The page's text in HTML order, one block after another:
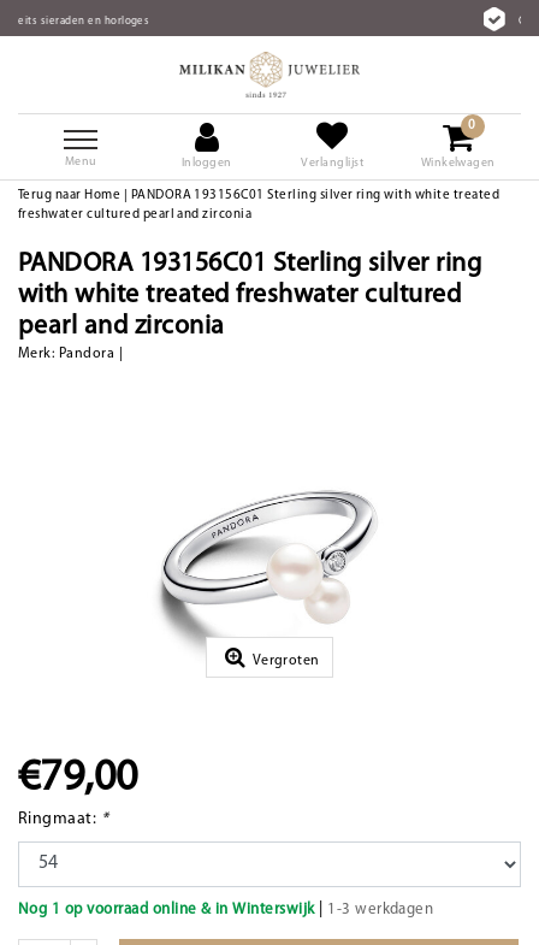
Gratis verzending vanaf €75
Menu Inloggen Verlanglijst
0
Winkelwagen
Terug naar Home
PANDORA 193156C01 Sterling silver ring with white treated
freshwater cultured pearl and zirconia
PANDORA 193156C01 Sterling silver ring
with white treated freshwater cultured
pearl and zirconia
Merk: Pandora
Vergroten
€79,00
Ringmaat: *
Nog 1 op voorraad online & in Winterswijk| 1-3 werkdagen